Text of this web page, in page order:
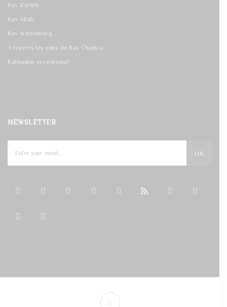
Rav Zerbib
Rav Allali
Rav Wattenberg
A travers les yeux de Rav Chapira
Rabbanim exceptional
NEWSLETTER
OK